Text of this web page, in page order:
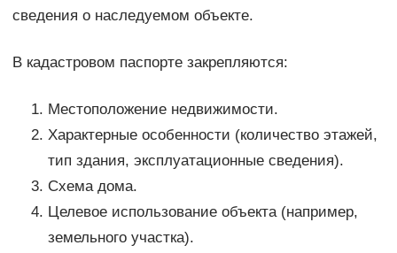
сведения о наследуемом объекте.
В кадастровом паспорте закрепляются:
Местоположение недвижимости.
Характерные особенности (количество этажей,
тип здания, эксплуатационные сведения).
Схема дома.
Целевое использование объекта (например,
земельного участка).